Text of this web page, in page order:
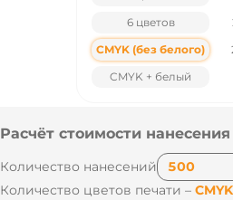
6 цветов
CMYK (без белого)
CMYK + белый
Расчёт стоимости
Количество нанесений
Количество цветов печати –